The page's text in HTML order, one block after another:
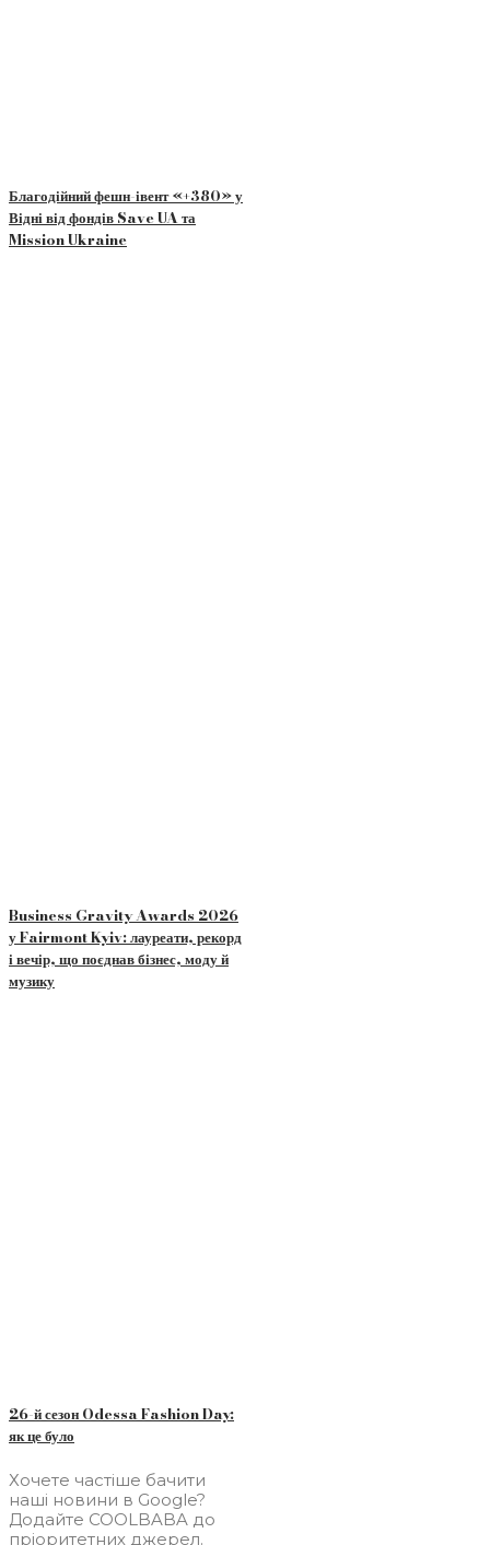
Благодійний фешн-івент «+380» у
Відні від фондів Save UA та
Mission Ukraine
Business Gravity Awards 2026
у Fairmont Kyiv: лауреати, рекорд
і вечір, що поєднав бізнес, моду й
музику
26-й сезон Odessa Fashion Day:
як це було
Хочете частіше бачити
наші новини в Google?
Додайте COOLBABA до
пріоритетних джерел.